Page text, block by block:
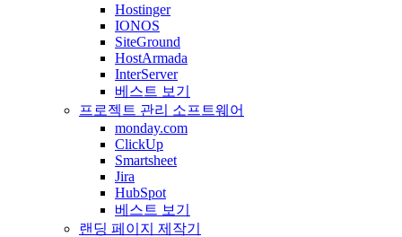
Hostinger
IONOS
SiteGround
HostArmada
InterServer
베스트 보기
프로젝트 관리 소프트웨어
monday.com
ClickUp
Smartsheet
Jira
HubSpot
베스트 보기
랜딩 페이지 제작기